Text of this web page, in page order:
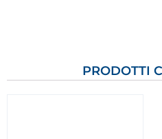
PRODOTTI